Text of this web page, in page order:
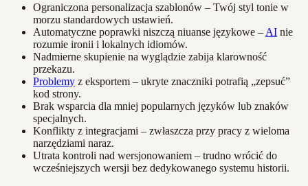
Ograniczona personalizacja szablonów – Twój styl tonie w
morzu standardowych ustawień.
Automatyczne poprawki niszczą niuanse językowe – AI nie
rozumie ironii i lokalnych idiomów.
Nadmierne skupienie na wyglądzie zabija klarowność
przekazu.
Problemy z eksportem – ukryte znaczniki potrafią „zepsuć”
kod strony.
Brak wsparcia dla mniej popularnych języków lub znaków
specjalnych.
Konflikty z integracjami – zwłaszcza przy pracy z wieloma
narzędziami naraz.
Utrata kontroli nad wersjonowaniem – trudno wrócić do
wcześniejszych wersji bez dedykowanego systemu historii.